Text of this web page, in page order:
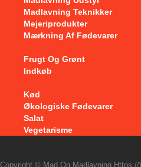
Madlavning Teknikker
Mejeriprodukter
Mærkning Af Fødevarer
Frugt Og Grønt
Indkøb
Kød
Økologiske Fødevarer
Salat
Vegetarisme
Copyright © Mad Og Madlavning